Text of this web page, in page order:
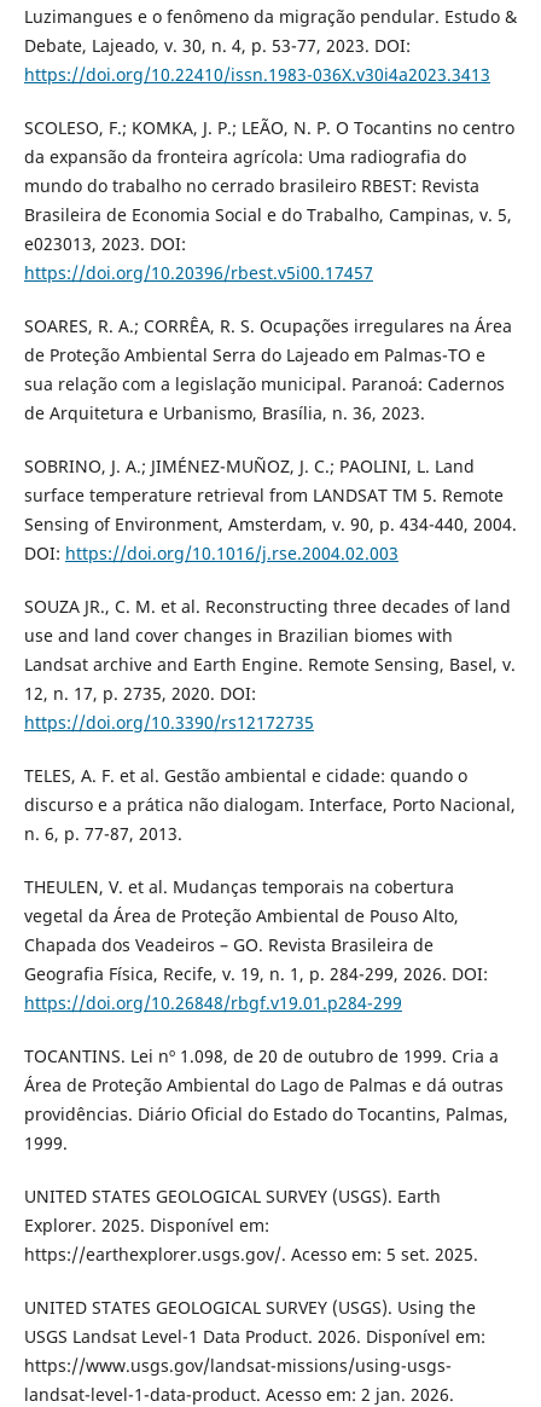
Luzimangues e o fenômeno da migração pendular. Estudo &
Debate, Lajeado, v. 30, n. 4, p. 53-77, 2023. DOI:
https://doi.org/10.22410/issn.1983-036X.v30i4a2023.3413
SCOLESO, F.; KOMKA, J. P.; LEÃO, N. P. O Tocantins no centro
da expansão da fronteira agrícola: Uma radiografia do
mundo do trabalho no cerrado brasileiro RBEST: Revista
Brasileira de Economia Social e do Trabalho, Campinas, v. 5,
e023013, 2023. DOI:
https://doi.org/10.20396/rbest.v5i00.17457
SOARES, R. A.; CORRÊA, R. S. Ocupações irregulares na Área
de Proteção Ambiental Serra do Lajeado em Palmas-TO e
sua relação com a legislação municipal. Paranoá: Cadernos
de Arquitetura e Urbanismo, Brasília, n. 36, 2023.
SOBRINO, J. A.; JIMÉNEZ-MUÑOZ, J. C.; PAOLINI, L. Land
surface temperature retrieval from LANDSAT TM 5. Remote
Sensing of Environment, Amsterdam, v. 90, p. 434-440, 2004.
DOI: https://doi.org/10.1016/j.rse.2004.02.003
SOUZA JR., C. M. et al. Reconstructing three decades of land
use and land cover changes in Brazilian biomes with
Landsat archive and Earth Engine. Remote Sensing, Basel, v.
12, n. 17, p. 2735, 2020. DOI:
https://doi.org/10.3390/rs12172735
TELES, A. F. et al. Gestão ambiental e cidade: quando o
discurso e a prática não dialogam. Interface, Porto Nacional,
n. 6, p. 77-87, 2013.
THEULEN, V. et al. Mudanças temporais na cobertura
vegetal da Área de Proteção Ambiental de Pouso Alto,
Chapada dos Veadeiros – GO. Revista Brasileira de
Geografia Física, Recife, v. 19, n. 1, p. 284-299, 2026. DOI:
https://doi.org/10.26848/rbgf.v19.01.p284-299
TOCANTINS. Lei nº 1.098, de 20 de outubro de 1999. Cria a
Área de Proteção Ambiental do Lago de Palmas e dá outras
providências. Diário Oficial do Estado do Tocantins, Palmas,
1999.
UNITED STATES GEOLOGICAL SURVEY (USGS). Earth
Explorer. 2025. Disponível em:
https://earthexplorer.usgs.gov/. Acesso em: 5 set. 2025.
UNITED STATES GEOLOGICAL SURVEY (USGS). Using the
USGS Landsat Level-1 Data Product. 2026. Disponível em:
https://www.usgs.gov/landsat-missions/using-usgs-
landsat-level-1-data-product. Acesso em: 2 jan. 2026.